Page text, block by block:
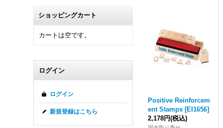
ショッピングカート
カートは空です。
ログイン
ログイン
新規登録はこちら
Positive Reinforcem
ent Stamps [EI1656]
2,178円(税込)